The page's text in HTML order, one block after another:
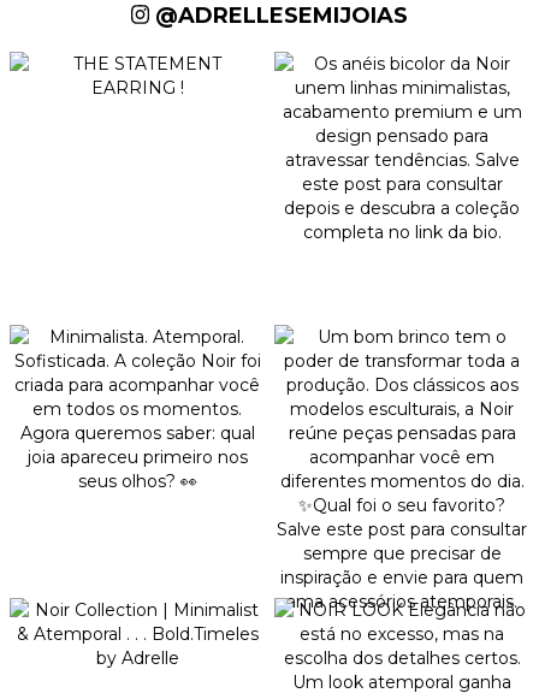
@ADRELLESEMIJOIAS